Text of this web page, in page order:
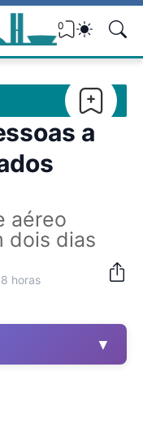
0
a
aéreo
dois dias
horas
▼